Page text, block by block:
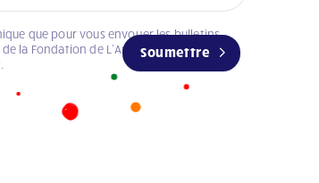
Soumettre
que pour vous envoyer les bulletins
la Fondation de L’Arche Canada. Vous